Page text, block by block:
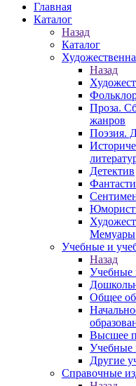
Главная
Каталог
Назад
Каталог
Назад
Проза.
жанров
Поэзия.
Детектив
Мемуары
Учебные и
Назад
Учебные
Общее
Высшее
Учебные
Другие
Справочные